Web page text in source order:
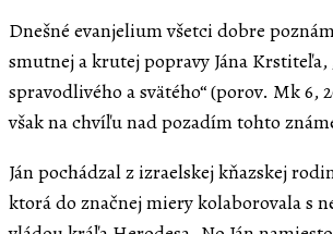
Dnešné evanjelium všetci dobre
smutnej a krutej popravy Jána Krstiteľa,
spravodlivého a svätého“ (porov. Mk 6,
však na chvíľu nad pozadím tohto
Ján pochádzal z izraelskej kňazskej
ktorá do značnej miery kolaborovala s